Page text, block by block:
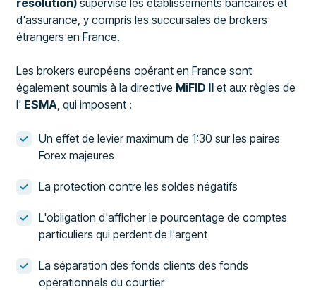
d'assurance, y compris les succursales de brokers
étrangers en France.
Les brokers européens opérant en France sont
également soumis à la directive MiFID II et aux règles de
l' ESMA , qui imposent :
Un effet de levier maximum de 1:30 sur les paires
Forex majeures
La protection contre les soldes négatifs
L'obligation d'afficher le pourcentage de comptes
particuliers qui perdent de l'argent
La séparation des fonds clients des fonds
opérationnels du courtier